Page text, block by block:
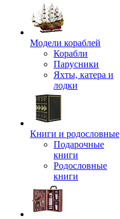
Модели кораблей
Корабли
Парусники
Яхты, катера и
лодки
Книги и родословные
Подарочные
книги
Родословные
книги